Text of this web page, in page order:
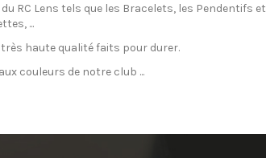
RC Lens tels que les Bracelets, les Pendentifs
...
haute qualité faits pour durer.
couleurs de notre club ...